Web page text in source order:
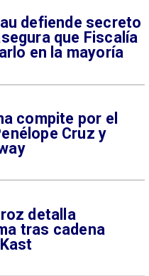
defiende secreto
que Fiscalía
en la mayoría
compite por el
Cruz y
detalla
tras cadena